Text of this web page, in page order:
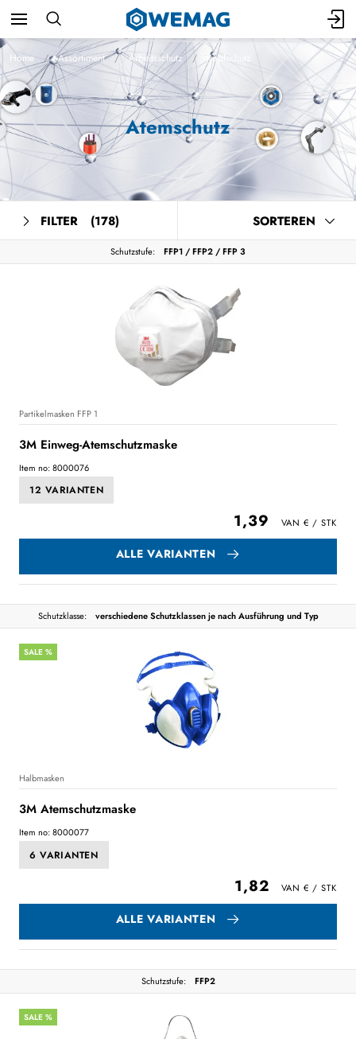
Home Assortiment Arbeitsschutz Kopfschutz
Atemschutz
FILTER (178) SORTEREN
Schutzstufe: FFP1 / FFP2 / FFP 3
Partikelmasken FFP 1
3M Einweg-Atemschutzmaske
Item no: 8000076
12 VARIANTEN
1,39
ALLE VARIANTEN
Schutzklasse: verschiedene Schutzklassen je nach Ausführung und Typ
SALE %
Halbmasken
3M Atemschutzmaske
Item no: 8000077
6 VARIANTEN
1,82
ALLE VARIANTEN
Schutzstufe: FFP2
SALE %